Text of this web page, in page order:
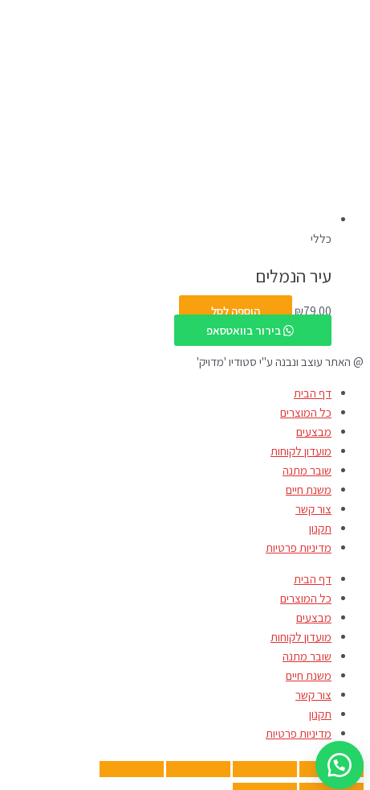
כללי
עיר הנמלים
₪79.00
הוספה לסל
בירור בוואטסאפ
@ האתר עוצב ונבנה ע"י סטודיו 'מדויק'
דף הבית
כל המוצרים
מבצעים
מועדון לקוחות
שובר מתנה
משנת חיים
צור קשר
תקנון
מדיניות פרטיות
דף הבית
כל המוצרים
מבצעים
מועדון לקוחות
שובר מתנה
משנת חיים
צור קשר
תקנון
מדיניות פרטיות